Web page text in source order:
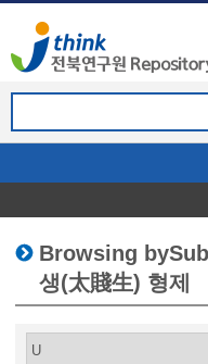
Browsing
생(太賤生) 형제